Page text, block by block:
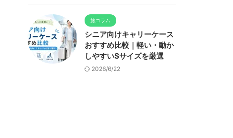
旅コラム
シニア向けキャリーケース
おすすめ比較｜軽い・動か
しやすいSサイズを厳選
2026/6/22